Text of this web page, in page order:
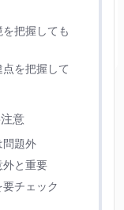
把握しても
を把握して
意
問題外
外と重要
チェック